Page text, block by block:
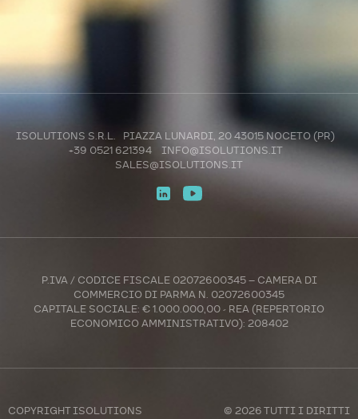
ISOLUTIONS S.R.L. PIAZZA LUNARDI, 20 43015 NOCETO (PR)
+39 0521 621394
INFO@ISOLUTIONS.IT
SALES@ISOLUTIONS.IT
P.IVA / CODICE FISCALE 02072600345 – CAMERA DI
COMMERCIO DI PARMA N. 02072600345
CAPITALE SOCIALE: € 1.000.000,00 - REA (REPERTORIO
ECONOMICO AMMINISTRATIVO): 208402
COPYRIGHTISOLUTIONS © 2026 TUTTI I DIRITTI